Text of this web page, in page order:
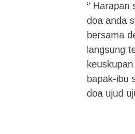
” Harapan
doa anda
bersama
langsung
bapak-ibu
doa ujud